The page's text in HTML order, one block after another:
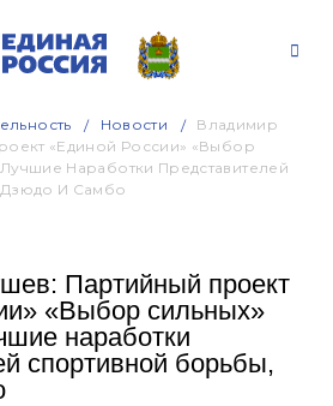
Новости
Владимир
«Единой России» «Выбор
Наработки Представителей
И Самбо
Партийный проект
«Выбор сильных»
наработки
спортивной борьбы,